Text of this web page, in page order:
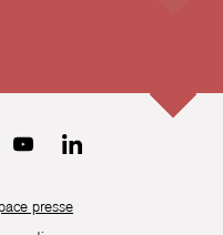
presse